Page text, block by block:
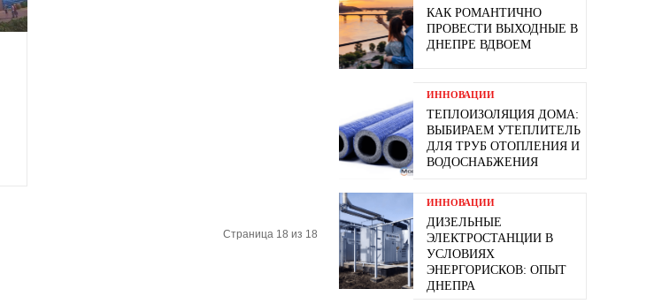
Страница 18 из 18
КАК РОМАНТИЧНО
ПРОВЕСТИ ВЫХОДНЫЕ В
ДНЕПРЕ ВДВОЕМ
ИННОВАЦИИ
ТЕПЛОИЗОЛЯЦИЯ ДОМА:
ВЫБИРАЕМ УТЕПЛИТЕЛЬ
ДЛЯ ТРУБ ОТОПЛЕНИЯ И
ВОДОСНАБЖЕНИЯ
ИННОВАЦИИ
ДИЗЕЛЬНЫЕ
ЭЛЕКТРОСТАНЦИИ В
УСЛОВИЯХ
ЭНЕРГОРИСКОВ: ОПЫТ
ДНЕПРА